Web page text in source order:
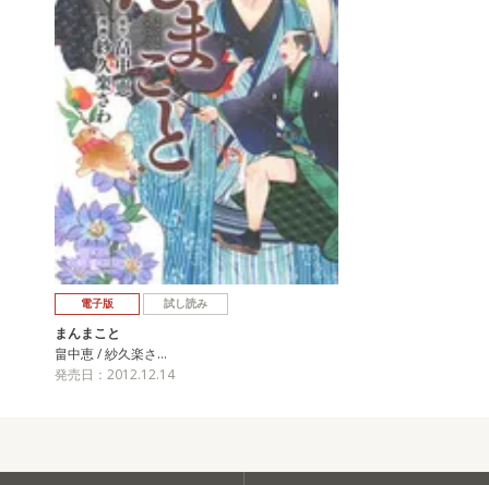
電子版 試し読み
まんまこと
畠中恵 / 紗久楽さ…
発売日：2012.12.14